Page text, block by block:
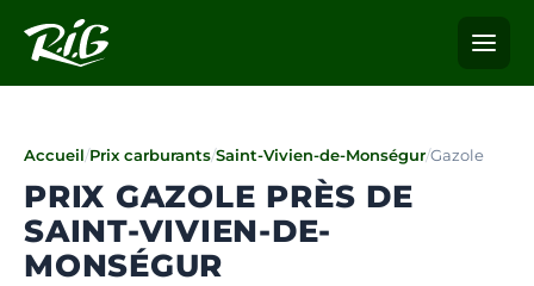
Accueil/Prix carburants/Saint-Vivien-de-Monségur/Gazole
PRIX GAZOLE PRÈS DE
SAINT-VIVIEN-DE-
MONSÉGUR